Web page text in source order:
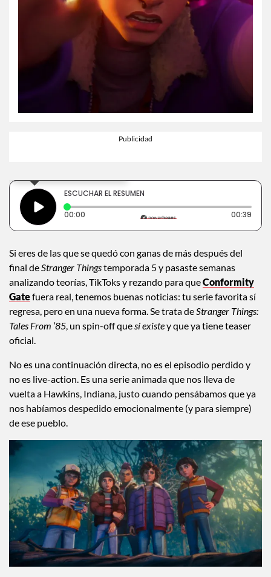
ESCUCHAR EL RESUMEN
00:00 Tiempo transcurrido: 0 segundos 00:39
Si eres de las que se quedó con ganas de más después del
final deStranger Thingstemporada 5 y pasaste semanas
analizando teorías, TikToks y rezando para queConformity
Gatefuera real, tenemos buenas noticias: tu serie favorita sí
regresa, pero en una nueva forma. Se trata deStranger Things:
Tales From ’85, un spin-off quesí existey que ya tiene teaser
oficial.
No es una continuación directa, no es el episodio perdido y
no es live-action. Es una serie animada que nos lleva de
vuelta a Hawkins, Indiana, justo cuando pensábamos que ya
nos habíamos despedido emocionalmente (y para siempre)
de ese pueblo.